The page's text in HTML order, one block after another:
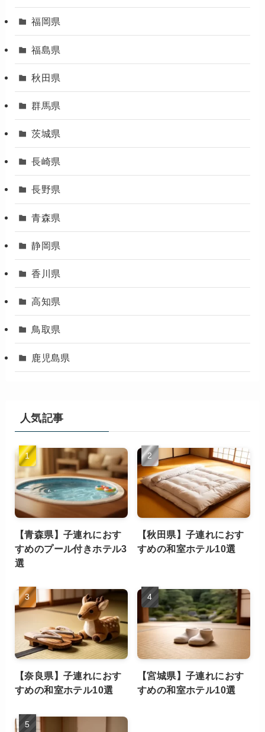
福岡県
福島県
秋田県
群馬県
茨城県
長崎県
長野県
青森県
静岡県
香川県
高知県
鳥取県
鹿児島県
人気記事
【青森県】子連れにおす
すめのプール付きホテル3
選
【秋田県】子連れにおす
すめの和室ホテル10選
【奈良県】子連れにおす
すめの和室ホテル10選
【宮城県】子連れにおす
すめの和室ホテル10選